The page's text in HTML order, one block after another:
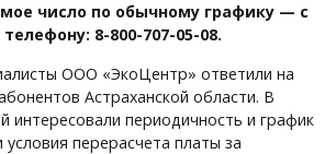
число по обычному графику — с
телефону: 8-800-707-05-08.
ООО «ЭкоЦентр» ответили на
Астраханской области. В
интересовали периодичность и график
перерасчета платы за